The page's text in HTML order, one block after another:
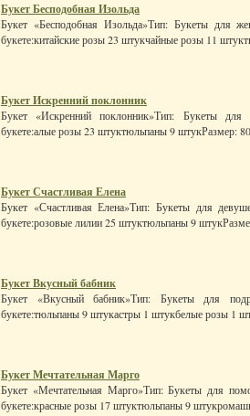
Букет Бесподобная Изольда
Букет «Бесподобная Изольда»Тип: Букеты для
букете:китайские розы 23 штукчайные розы 11
Букет Искренний поклонник
Букет «Искренний поклонник»Тип: Букеты
букете:алые розы 23 штуктюльпаны 9 штукРазмер:
Букет Счастливая Елена
Букет «Счастливая Елена»Тип: Букеты для
букете:розовые лилии 25 штуктюльпаны 9
Букет Вкусный бабник
Букет «Вкусный бабник»Тип: Букеты для
букете:тюльпаны 9 штукастры 1 штукбелые розы 1
Букет Мечтательная Марго
Букет «Мечтательная Марго»Тип: Букеты для
букете:красные розы 17 штуктюльпаны 9